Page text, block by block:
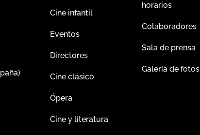
Cine infantil
Eventos
Directores
Cine clásico
Ópera
Cine y literatura
horarios
Colaboradores
Sala de prensa
Galería de fotos